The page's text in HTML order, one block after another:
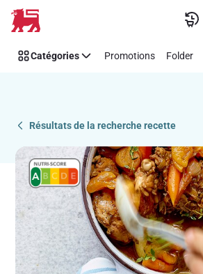
Passer
Recipe
Details
Catégories Promotions Folder
Résultats de la recherche recette